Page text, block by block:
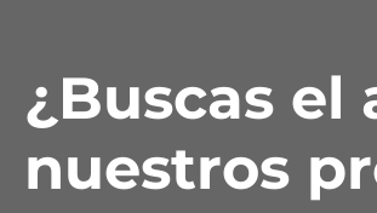
¿Buscas el
nuestros